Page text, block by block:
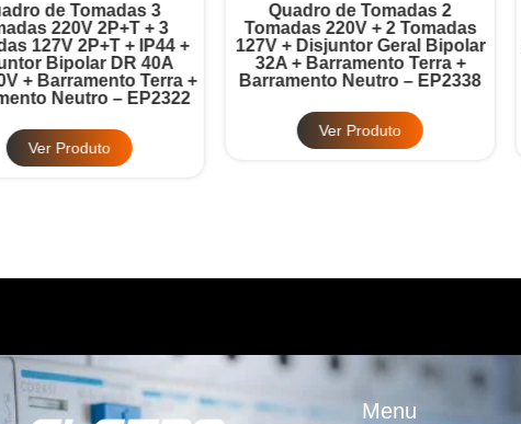
de Tomadas 3
220V 2P+T + 3
127V 2P+T + IP44 +
Bipolar DR 40A
+ Barramento Terra +
Neutro – EP2322
Ver Produto
Quadro de Tomadas 2
Tomadas 220V + 2 Tomadas
127V + Disjuntor Geral Bipolar
32A + Barramento Terra +
Barramento Neutro – EP2338
Ver Produto
Menu